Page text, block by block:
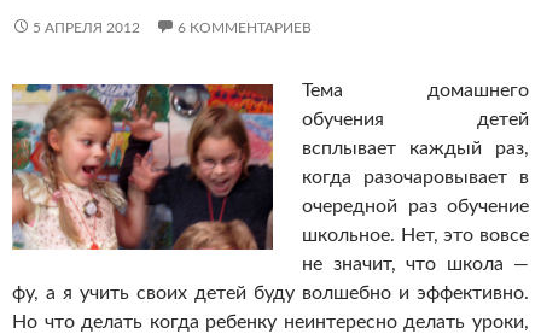
5 АПРЕЛЯ 2012 6 КОММЕНТАРИЕВ
Тема домашнего
обучения детей
всплывает каждый раз,
когда разочаровывает в
очередной раз обучение
школьное. Нет, это вовсе
не значит, что школа —
фу, а я учить своих детей буду волшебно и эффективно.
Но что делать когда ребенку неинтересно делать уроки,